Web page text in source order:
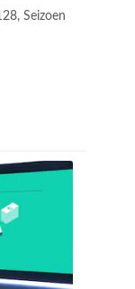
Seizoen